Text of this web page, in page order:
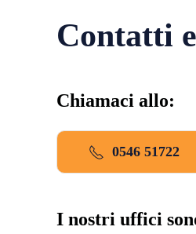
Contatti
Chiamaci allo:
0546 51722
I nostri uffici